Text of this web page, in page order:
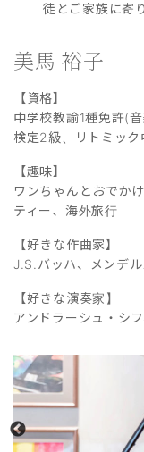
徒とご家族に寄
美馬 裕子
【資格】
中学校教諭1種免許(
検定2級、リトミック
【趣味】
ワンちゃんとおでか
ティー、海外旅行
【好きな作曲家】
J.S.バッハ、メンデ
【好きな演奏家】
アンドラーシュ・シ